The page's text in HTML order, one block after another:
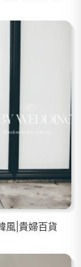
風|貴婦百貨